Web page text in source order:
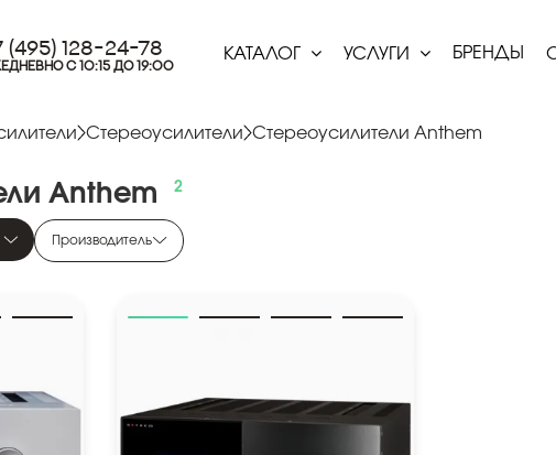
(495) 128-24-78
С 10:15 ДО 19:00
КАТАЛОГ УСЛУГИ БРЕНДЫ
Стереоусилители Стереоусилители Anthem
Anthem
Производитель